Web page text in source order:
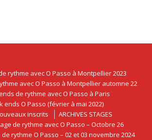
rythme avec O Passo à Montpellier 2023
avec O Passo à Montpellier automne 22
de rythme avec O Passo à Paris
ends O Passo (février à mai 2022)
inscrits
ARCHIVES STAGES
de rythme avec O Passo – Octobre 26
rythme O Passo – 02 et 03 novembre 2024